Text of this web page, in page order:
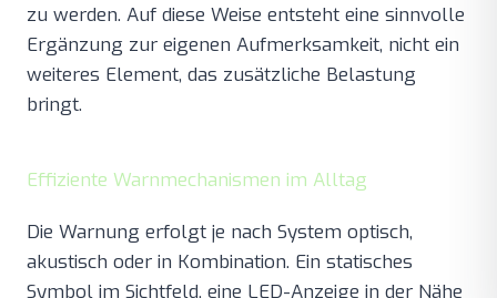
zu werden. Auf diese Weise entsteht eine sinnvolle
Ergänzung zur eigenen Aufmerksamkeit, nicht ein
weiteres Element, das zusätzliche Belastung
bringt.
Effiziente Warnmechanismen im Alltag
Die Warnung erfolgt je nach System optisch,
akustisch oder in Kombination. Ein statisches
Symbol im Sichtfeld, eine LED-Anzeige in der Nähe